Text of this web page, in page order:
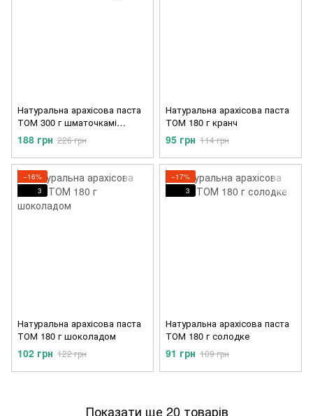
Натуральна арахісова паста
ТОМ 300 г шматочкамі
шоколаду
188 грн 226 грн
Натуральна арахісова паста
ТОМ 180 г кранч
95 грн 114 грн
−16%
3
Натуральна арахісова паста
ТОМ 180 г шоколадом
102 грн 122 грн
−17%
3
Натуральна арахісова паста
ТОМ 180 г солодке
91 грн 109 грн
Показати ще 20 товарів